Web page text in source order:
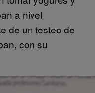
a nivel
de un testeo de
con su